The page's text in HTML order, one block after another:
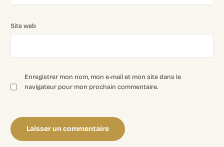
Site web
Enregistrer mon nom, mon e-mail et mon site dans le
navigateur pour mon prochain commentaire.